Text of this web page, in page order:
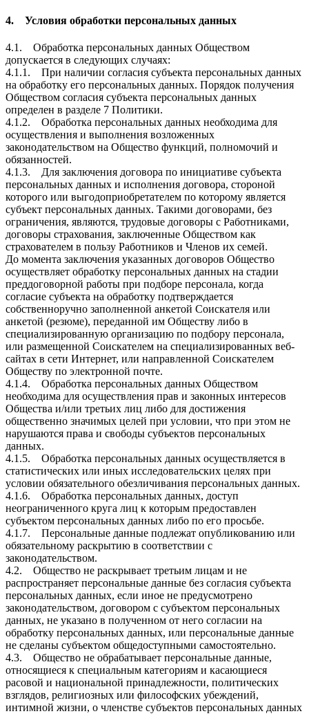
4. Условия обработки персональных данных
4.1. Обработка персональных данных Обществом
допускается в следующих случаях:
4.1.1. При наличии согласия субъекта персональных данных
на обработку его персональных данных. Порядок получения
Обществом согласия субъекта персональных данных
определен в разделе 7 Политики.
4.1.2. Обработка персональных данных необходима для
осуществления и выполнения возложенных
законодательством на Общество функций, полномочий и
обязанностей.
4.1.3. Для заключения договора по инициативе субъекта
персональных данных и исполнения договора, стороной
которого или выгодоприобретателем по которому является
субъект персональных данных. Такими договорами, без
ограничения, являются, трудовые договоры с Работниками,
договоры страхования, заключенные Обществом как
страхователем в пользу Работников и Членов их семей.
До момента заключения указанных договоров Общество
осуществляет обработку персональных данных на стадии
преддоговорной работы при подборе персонала, когда
согласие субъекта на обработку подтверждается
собственноручно заполненной анкетой Соискателя или
анкетой (резюме), переданной им Обществу либо в
специализированную организацию по подбору персонала,
или размещенной Соискателем на специализированных веб-
сайтах в сети Интернет, или направленной Соискателем
Обществу по электронной почте.
4.1.4. Обработка персональных данных Обществом
необходима для осуществления прав и законных интересов
Общества и/или третьих лиц либо для достижения
общественно значимых целей при условии, что при этом не
нарушаются права и свободы субъектов персональных
данных.
4.1.5. Обработка персональных данных осуществляется в
статистических или иных исследовательских целях при
условии обязательного обезличивания персональных данных.
4.1.6. Обработка персональных данных, доступ
неограниченного круга лиц к которым предоставлен
субъектом персональных данных либо по его просьбе.
4.1.7. Персональные данные подлежат опубликованию или
обязательному раскрытию в соответствии с
законодательством.
4.2. Общество не раскрывает третьим лицам и не
распространяет персональные данные без согласия субъекта
персональных данных, если иное не предусмотрено
законодательством, договором с субъектом персональных
данных, не указано в полученном от него согласии на
обработку персональных данных, или персональные данные
не сделаны субъектом общедоступными самостоятельно.
4.3. Общество не обрабатывает персональные данные,
относящиеся к специальным категориям и касающиеся
расовой и национальной принадлежности, политических
взглядов, религиозных или философских убеждений,
интимной жизни, о членстве субъектов персональных данных